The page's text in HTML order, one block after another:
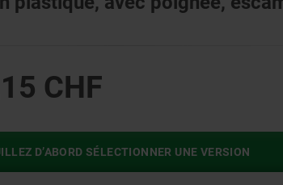
CHF
D’ABORD SÉLECTIONNER UNE VERSION